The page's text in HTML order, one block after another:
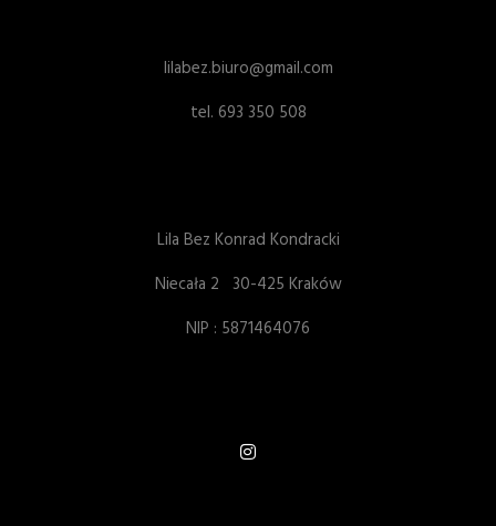
lilabez.biuro@gmail.com
tel. 693 350 508
Lila Bez Konrad Kondracki
Niecała 2 30-425 Kraków
NIP : 5871464076